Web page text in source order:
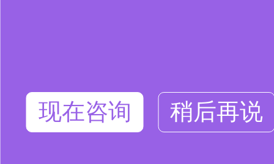
现在咨询 稍后再说